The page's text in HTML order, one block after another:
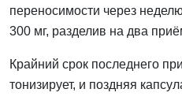
переносимости через
300 мг, разделив на два
Крайний срок последнего
тонизирует, и поздняя